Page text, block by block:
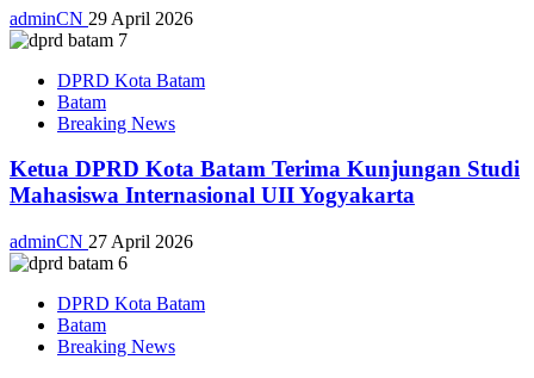
adminCN 29 April 2026
DPRD Kota Batam
Batam
Breaking News
Ketua DPRD Kota Batam Terima Kunjungan Studi
Mahasiswa Internasional UII Yogyakarta
adminCN 27 April 2026
DPRD Kota Batam
Batam
Breaking News